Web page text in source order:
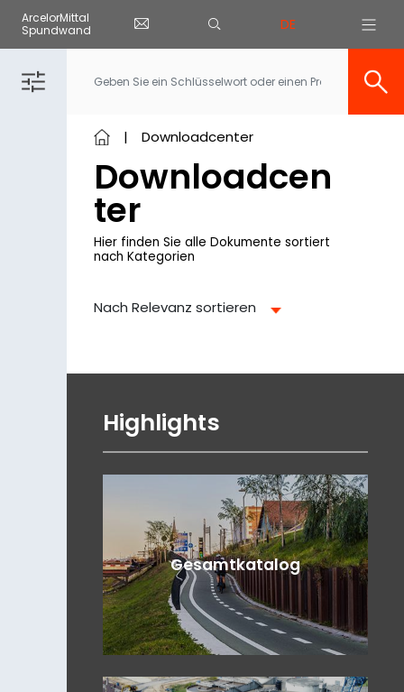
ArcelorMittal
Spundwand
DE
Downloadcen
ter
Hier finden Sie alle Dokumente sortiert
nach Kategorien
Downloadcenter
Nach Relevanz sortieren
Highlights
Gesamtkatalog